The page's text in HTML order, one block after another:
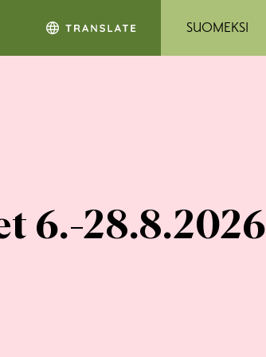
SUOMEKSI
6.-28.8.2026